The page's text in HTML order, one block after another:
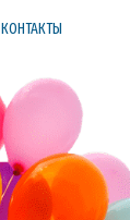
КОНТАКТЫ